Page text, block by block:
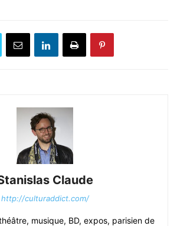
Claude
http://culturaddict.com/
musique, BD, expos, parisien de